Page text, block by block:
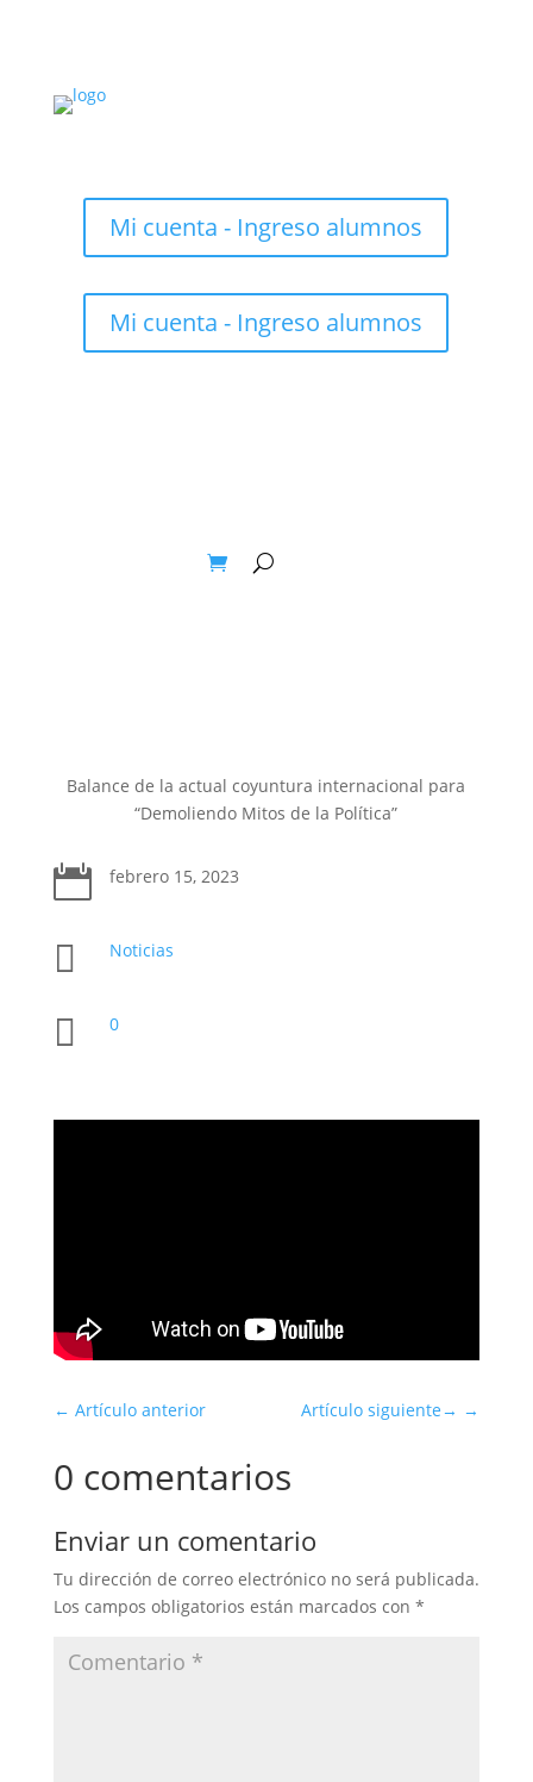
Mi cuenta - Ingreso alumnos
Mi cuenta - Ingreso alumnos
Balance de la actual coyuntura internacional para
“Demoliendo Mitos de la Política”
 febrero 15, 2023
 Noticias
 0
← Artículo anterior Artículo siguiente →
0 comentarios
Enviar un comentario
Tu dirección de correo electrónico no será publicada.
Los campos obligatorios están marcados con *